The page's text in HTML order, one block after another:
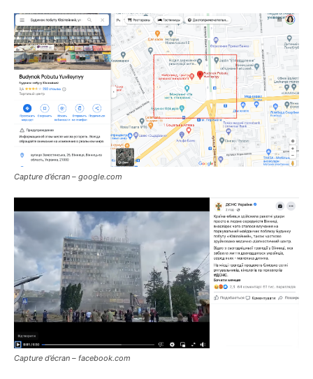
Capture d’écran – google.com
Capture d’écran – facebook.com